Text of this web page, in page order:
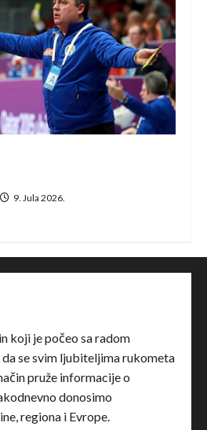
9. Jula 2026.
koji je počeo sa radom
se svim ljubiteljima rukometa
pruže informacije o
donosimo
regiona i Evrope.